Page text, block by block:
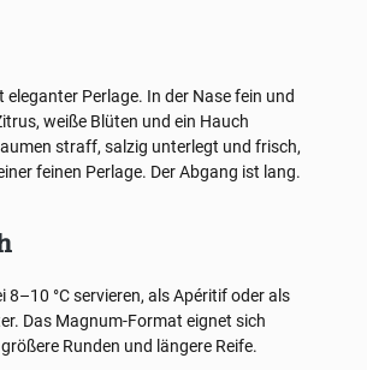
eleganter Perlage. In der Nase fein und
weiße Blüten und ein Hauch
straff, salzig unterlegt und frisch,
feinen Perlage. Der Abgang ist lang.
8–10 °C servieren, als Apéritif oder als
Das Magnum-Format eignet sich
Runden und längere Reife.